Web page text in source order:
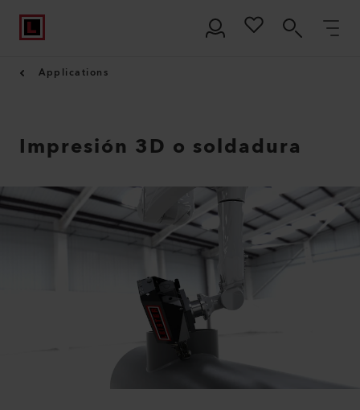
Applications
Impresión 3D o soldadura